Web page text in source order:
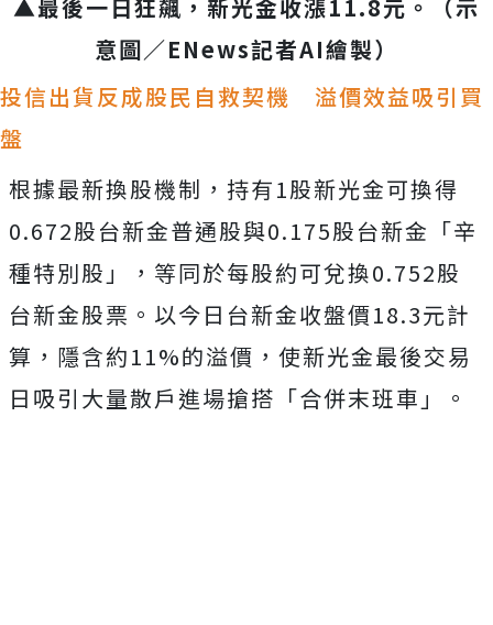
▲最後一日狂飆，新光金收漲11.8元。
（示
意圖／ENews記者AI繪製）
投信出貨反成股民自救契機 溢價效益吸引買
盤
根據最新換股機制，持有1股新光金可換得
0.672股台新金普通股與0.175股台新金「辛
種特別股」，等同於每股約可兌換0.752股
台新金股票。以今日台新金收盤價18.3元計
算，隱含約11%的溢價，使新光金最後交易
日吸引大量散戶進場搶搭「合併末班車」。